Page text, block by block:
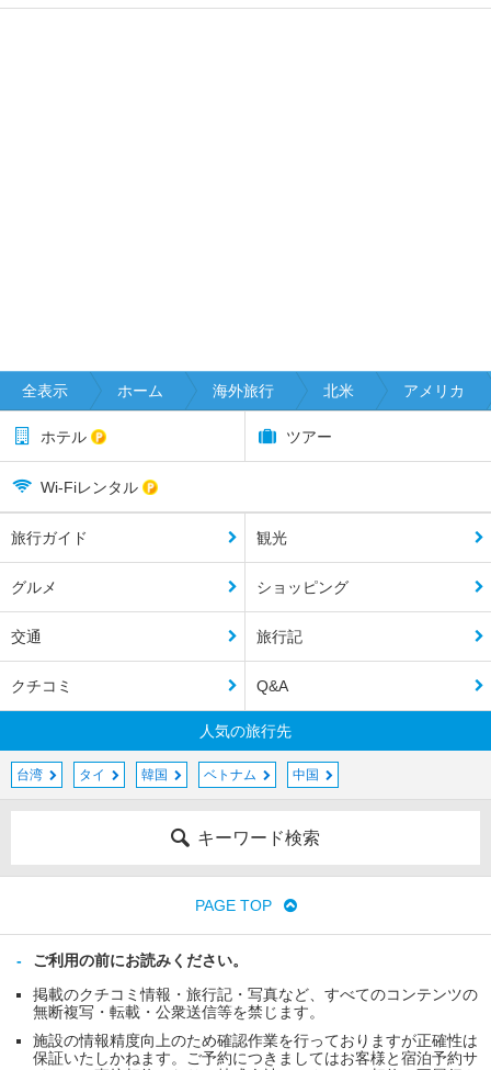
全表示 ホーム 海外旅行 北米 アメリカ
ホテル ツアー
Wi-Fiレンタル
旅行ガイド 観光
グルメ ショッピング
交通 旅行記
クチコミ Q&A
人気の旅行先
台湾 タイ 韓国 ベトナム 中国
キーワード検索
PAGE TOP
ご利用の前にお読みください。
掲載のクチコミ情報・旅行記・写真など、すべてのコンテンツの
無断複写・転載・公衆送信等を禁じます。
施設の情報精度向上のため確認作業を行っておりますが正確性は
保証いたしかねます。ご予約につきましてはお客様と宿泊予約サ